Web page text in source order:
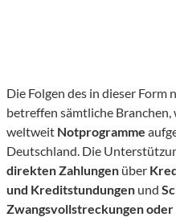
Die Folgen des in dieser Form
betreffen sämtliche Branchen,
weltweit Notprogramme
Deutschland. Die
direkten Zahlungen über
und Kreditstundungen und
Zwangsvollstreckungen